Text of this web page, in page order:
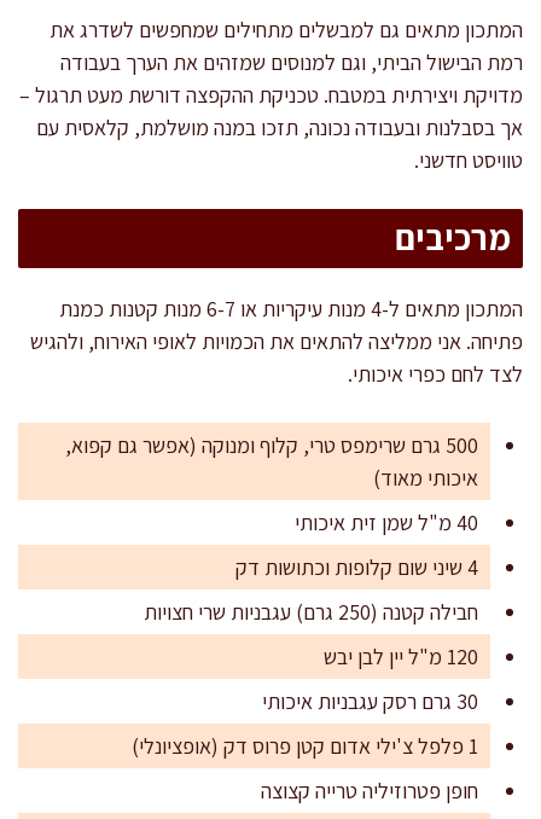
המתכון מתאים גם למבשלים מתחילים שמחפשים לשדרג את
רמת הבישול הביתי, וגם למנוסים שמזהים את הערך בעבודה
מדויקת ויצירתית במטבח. טכניקת ההקפצה דורשת מעט תרגול –
אך בסבלנות ובעבודה נכונה, תזכו במנה מושלמת, קלאסית עם
טוויסט חדשני.
מרכיבים
המתכון מתאים ל-4 מנות עיקריות או 6-7 מנות קטנות כמנת
פתיחה. אני ממליצה להתאים את הכמויות לאופי האירוח, ולהגיש
לצד לחם כפרי איכותי.
500 גרם שרימפס טרי, קלוף ומנוקה (אפשר גם קפוא,
איכותי מאוד)
40 מ"ל שמן זית איכותי
4 שיני שום קלופות וכתושות דק
חבילה קטנה (250 גרם) עגבניות שרי חצויות
120 מ"ל יין לבן יבש
30 גרם רסק עגבניות איכותי
1 פלפל צ'ילי אדום קטן פרוס דק (אופציונלי)
חופן פטרוזיליה טרייה קצוצה